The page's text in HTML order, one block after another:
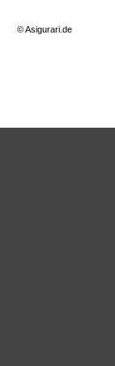
© Asigurari.de